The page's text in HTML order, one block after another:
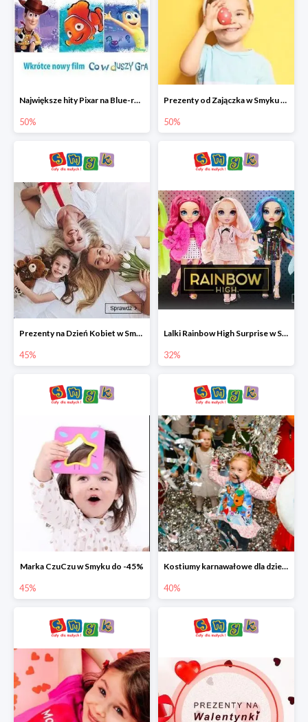
Największe hity Pixar na Blue-rey i DVD w Smyku - drugi film -50%
50%
Prezenty od Zajączka w Smyku do -50%
50%
Prezenty na Dzień Kobiet w Smyku do -45%
45%
Lalki Rainbow High Surprise w Smyku do -35%
32%
Marka CzuCzu w Smyku do -45%
45%
Kostiumy karnawałowe dla dzieci w Smyku do -40%
40%